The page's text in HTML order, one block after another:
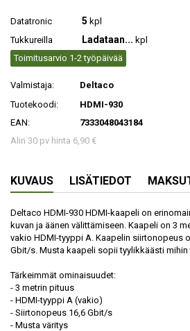
Datatronic 5 kpl
Tukkureilla
Ladataan... kpl
Toimitusarvio 1-2 työpäivää
Valmistaja:
Deltaco
Tuotekoodi:
HDMI-930
EAN:
7333048043184
Alin 30 pv hinta 6,90 €
KUVAUS LISÄTIEDOT
Deltaco HDMI-930 HDMI-kaapeli on
kuvan ja äänen välittämiseen. Kaapeli on 3
vakio HDMI-tyyppi A. Kaapelin siirtonopeus
Gbit/s. Musta kaapeli sopii tyylikkäästi mihin
Tärkeimmät ominaisuudet:
- 3 metrin pituus
- HDMI-tyyppi A (vakio)
- Siirtonopeus 16,6 Gbit/s
- Musta väritys